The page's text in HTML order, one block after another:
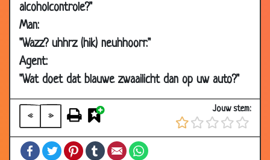
alcoholcontrole?"
Man:
"Wazz? uhhrz (hik) neuhhoorr."
Agent:
"Wat doet dat blauwe zwaailicht dan op uw auto?"
« »
Jouw stem:
FacebookTwitterPinterestTumblrEmail
02 Jul
2007
IJzige verhalen
02 Jul
2007
Eerste boerenvlucht
25 Jun
2007
De begrafenis 3.42
25 Jun
Hygienisch restaurantje 3.44
25 Jun
Na de storm